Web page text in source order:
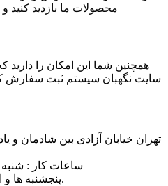
محصولات ما بازدید کنید
همچنین شما این امکان را
سایت نگهبان سیستم ثبت سفارش
تهران خیابان آزادی بین شادمان و
پنجشنبه ها و ایام تعطیل شرکت تعطیل است.